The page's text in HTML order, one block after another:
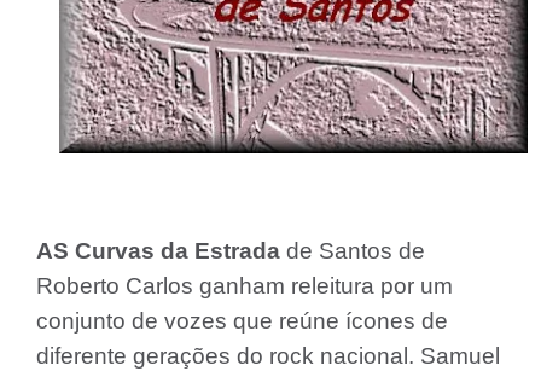
AS Curvas da Estrada de Santos de
Roberto Carlos ganham releitura por um
conjunto de vozes que reúne ícones de
diferente gerações do rock nacional. Samuel